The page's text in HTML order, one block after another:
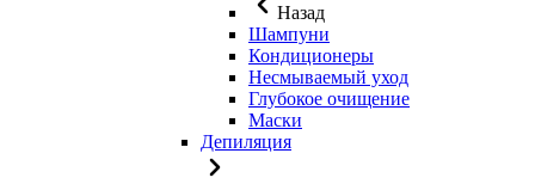
Назад
Шампуни
Кондиционеры
Несмываемый уход
Глубокое очищение
Маски
Депиляция